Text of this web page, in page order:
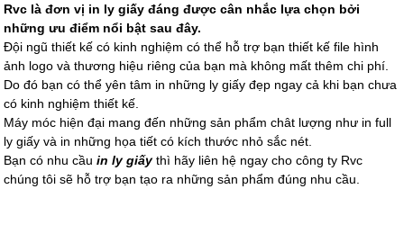
Rvc là đơn vị in ly giấy đáng được cân nhắc lựa chọn bởi
những ưu điểm nổi bật sau đây.
Đội ngũ thiết kế có kinh nghiệm có thể hỗ trợ bạn thiết kế file hình
ảnh logo và thương hiệu riêng của bạn mà không mất thêm chi phí.
Do đó bạn có thể yên tâm in những ly giấy đẹp ngay cả khi bạn chưa
có kinh nghiệm thiết kế.
Máy móc hiện đại mang đến những sản phẩm chât lượng như in full
ly giấy và in những họa tiết có kích thước nhỏ sắc nét.
Bạn có nhu cầuin ly giấythì hãy liên hệ ngay cho công ty Rvc
chúng tôi sẽ hỗ trợ bạn tạo ra những sản phẩm đúng nhu cầu.